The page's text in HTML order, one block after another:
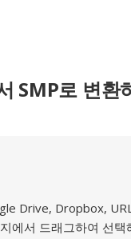
SMP로 변환
Drive, Dropbox,
에서 드래그하여 선택